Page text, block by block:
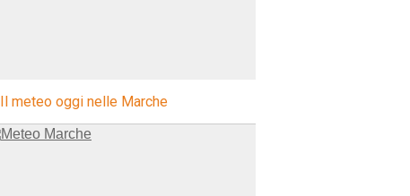
Il meteo oggi nelle Marche